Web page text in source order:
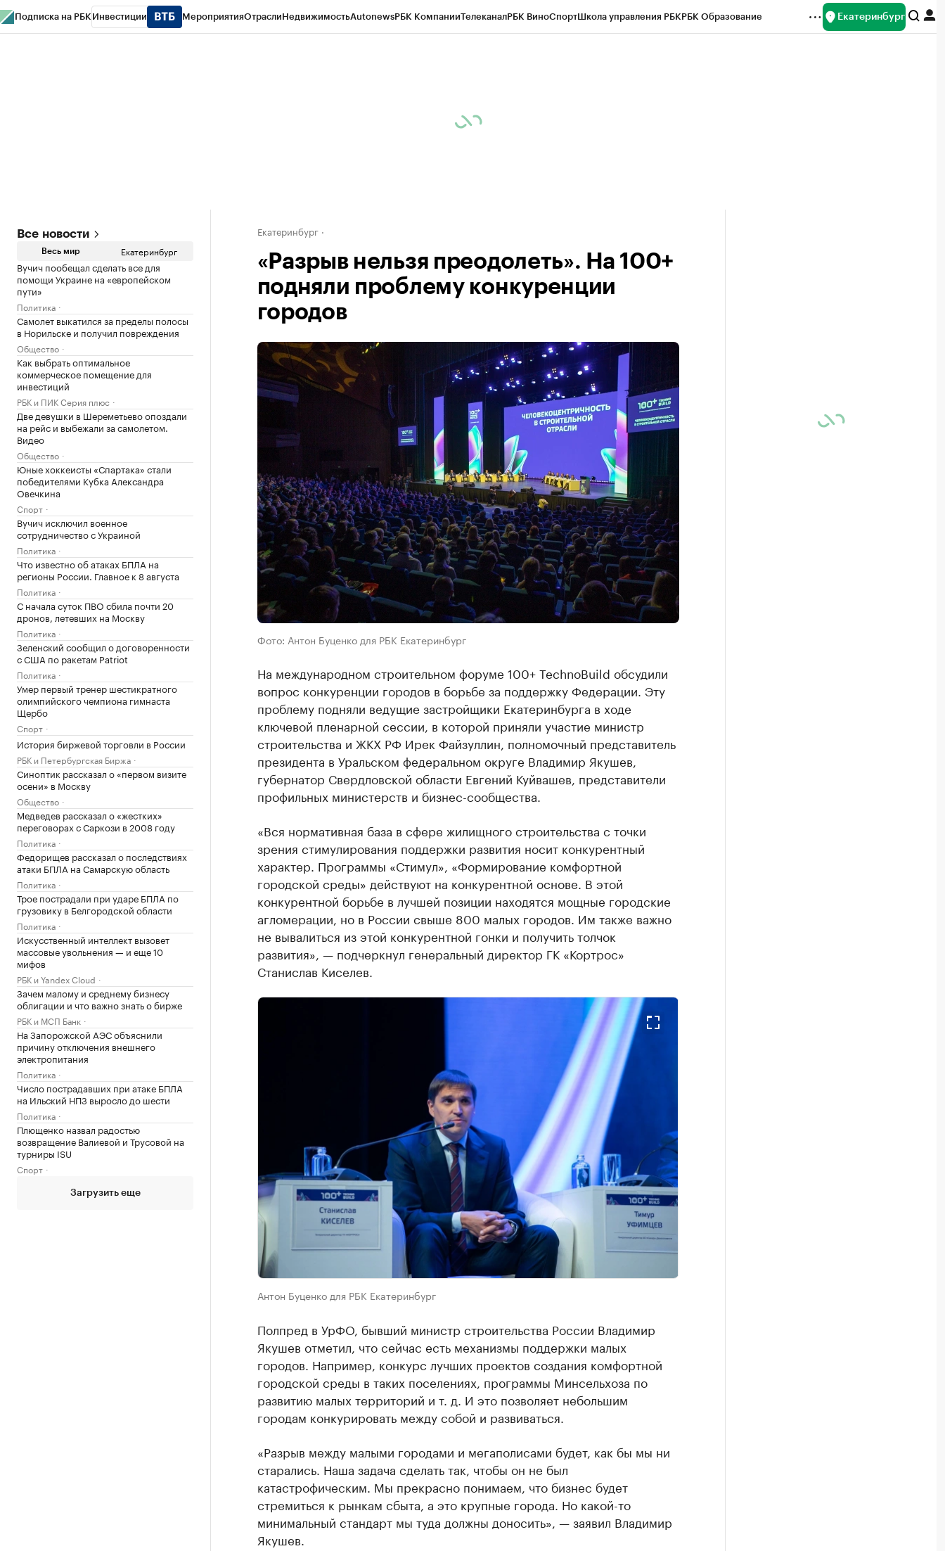
Подписка на РБК Инвестиции МероприятияОтраслиНедвижимостьAutonewsРБК КомпанииТелеканалРБК ВиноСпортШкола управления РБКРБК Образование Екатеринбург
Все новости
Весь мир Екатеринбург
Вучич пообещал сделать все для
помощи Украине на «европейском
пути»
Политика
Самолет выкатился за пределы полосы
в Норильске и получил повреждения
Общество
Как выбрать оптимальное
коммерческое помещение для
инвестиций
РБК и ПИК Серия плюс
Две девушки в Шереметьево опоздали
на рейс и выбежали за самолетом.
Видео
Общество
Юные хоккеисты «Спартака» стали
победителями Кубка Александра
Овечкина
Спорт
Вучич исключил военное
сотрудничество с Украиной
Политика
Что известно об атаках БПЛА на
регионы России. Главное к 8 августа
Политика
С начала суток ПВО сбила почти 20
дронов, летевших на Москву
Политика
Зеленский сообщил о договоренности
с США по ракетам Patriot
Политика
Умер первый тренер шестикратного
олимпийского чемпиона гимнаста
Щербо
Спорт
История биржевой торговли в России
РБК и Петербургская Биржа
Синоптик рассказал о «первом визите
осени» в Москву
Общество
Медведев рассказал о «жестких»
переговорах с Саркози в 2008 году
Политика
Федорищев рассказал о последствиях
атаки БПЛА на Самарскую область
Политика
Трое пострадали при ударе БПЛА по
грузовику в Белгородской области
Политика
Искусственный интеллект вызовет
массовые увольнения — и еще 10
мифов
РБК и Yandex Cloud
Зачем малому и среднему бизнесу
облигации и что важно знать о бирже
РБК и МСП Банк
На Запорожской АЭС объяснили
причину отключения внешнего
электропитания
Политика
Число пострадавших при атаке БПЛА
на Ильский НПЗ выросло до шести
Политика
Плющенко назвал радостью
возвращение Валиевой и Трусовой на
турниры ISU
Спорт
Загрузить еще
Екатеринбург
«Разрыв нельзя преодолеть». На 100+
подняли проблему конкуренции
городов
Фото: Антон Буценко для РБК Екатеринбург
На международном строительном форуме 100+ TechnoBuild обсудили
вопрос конкуренции городов в борьбе за поддержку Федерации. Эту
проблему подняли ведущие застройщики Екатеринбурга в ходе
ключевой пленарной сессии, в которой приняли участие министр
строительства и ЖКХ РФ Ирек Файзуллин, полномочный представитель
президента в Уральском федеральном округе Владимир Якушев,
губернатор Свердловской области Евгений Куйвашев, представители
профильных министерств и бизнес-сообщества.
«Вся нормативная база в сфере жилищного строительства с точки
зрения стимулирования поддержки развития носит конкурентный
характер. Программы «Стимул», «Формирование комфортной
городской среды» действуют на конкурентной основе. В этой
конкурентной борьбе в лучшей позиции находятся мощные городские
агломерации, но в России свыше 800 малых городов. Им также важно
не вывалиться из этой конкурентной гонки и получить толчок
развития», — подчеркнул генеральный директор ГК «Кортрос»
Станислав Киселев.
Антон Буценко для РБК Екатеринбург
Полпред в УрФО, бывший министр строительства России Владимир
Якушев отметил, что сейчас есть механизмы поддержки малых
городов. Например, конкурс лучших проектов создания комфортной
городской среды в таких поселениях, программы Минсельхоза по
развитию малых территорий и т. д. И это позволяет небольшим
городам конкурировать между собой и развиваться.
«Разрыв между малыми городами и мегаполисами будет, как бы мы ни
старались. Наша задача сделать так, чтобы он не был
катастрофическим. Мы прекрасно понимаем, что бизнес будет
стремиться к рынкам сбыта, а это крупные города. Но какой-то
минимальный стандарт мы туда должны доносить», — заявил Владимир
Якушев.